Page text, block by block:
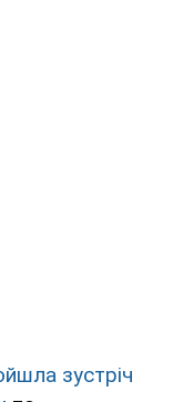
зустріч